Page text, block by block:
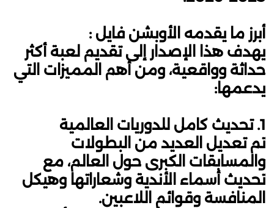
أبرز ما يقدمه الأوبشن فايل :
يهدف هذا الإصدار إلى تقديم لعبة أكثر
حداثة وواقعية، ومن أهم المميزات التي
يدعمها:
1. تحديث كامل للدوريات العالمية
تم تعديل العديد من البطولات
والمسابقات الكبرى حول العالم، مع
تحديث أسماء الأندية وشعاراتها وهيكل
المنافسة وقوائم اللاعبين.